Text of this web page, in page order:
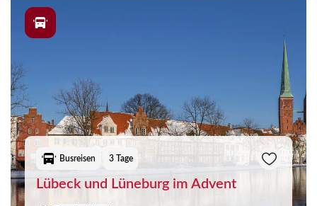
Busreisen 3 Tage
Lübeck und Lüneburg im Advent